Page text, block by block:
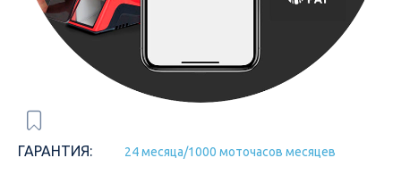
ГАРАНТИЯ: 24 месяца/1000 моточасов месяцев